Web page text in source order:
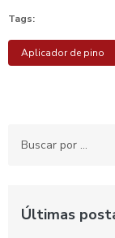
Tags:
Aplicador de pino
Últimas